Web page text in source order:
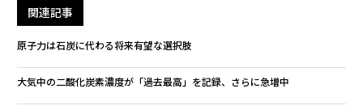
関連記事
原子力は石炭に代わる将来有望な選択肢
大気中の二酸化炭素濃度が「過去最高」を記録、さらに急増中